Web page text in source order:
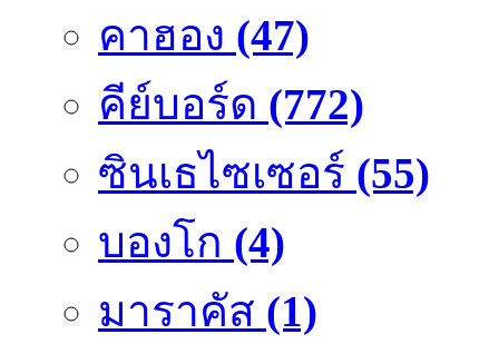
คาฮอง (47)
คีย์บอร์ด (772)
ซินเธไซเซอร์ (55)
บองโก (4)
มาราคัส (1)